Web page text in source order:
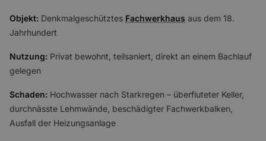
Objekt: Denkmalgeschütztes Fachwerkhaus aus dem 18.
Jahrhundert
Nutzung: Privat bewohnt, teilsaniert, direkt an einem Bachlauf
gelegen
Schaden: Hochwasser nach Starkregen – überfluteter Keller,
durchnässte Lehmwände, beschädigter Fachwerkbalken,
Ausfall der Heizungsanlage